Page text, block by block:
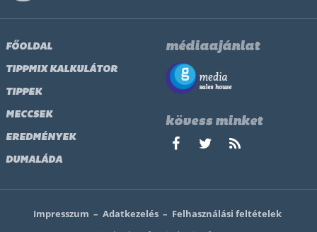
FŐOLDAL
TIPPMIX KALKULÁTOR
TIPPEK
MECCSEK
EREDMÉNYEK
DUMALÁDA
médiaajánlat
kövess minket
Impresszum – Adatkezelés – Felhasználási feltételek